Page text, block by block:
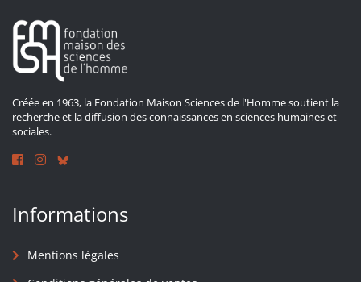
Créée en 1963, la Fondation Maison Sciences de l'Homme soutient la
recherche et la diffusion des connaissances en sciences humaines et
sociales.
Informations
Mentions légales